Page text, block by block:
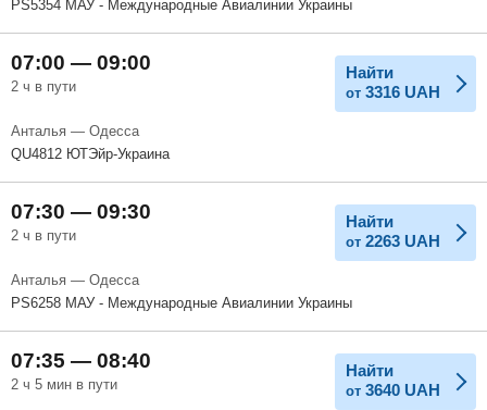
PS5354 МАУ - Международные Авиалинии Украины
07:00 — 09:00
2 ч в пути
Найти
от 3316 UAH
Анталья — Одесса
QU4812 ЮТЭйр-Украина
07:30 — 09:30
2 ч в пути
Найти
от 2263 UAH
Анталья — Одесса
PS6258 МАУ - Международные Авиалинии Украины
07:35 — 08:40
2 ч 5 мин в пути
Найти
от 3640 UAH